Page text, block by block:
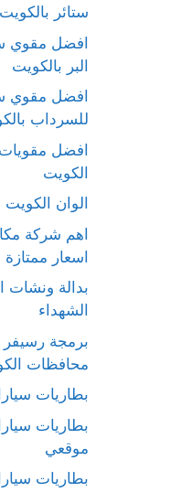
ستائر بالكويت
افضل مقوي
البر بالكويت
افضل مقوي
للسرداب
افضل
الكويت
الوان الكويت
اهم شركة
اسعار ممتازة
بدالة
الشهداء
محافظات
بطاريات سيارات
بطاريات
موقعي
بطاريات